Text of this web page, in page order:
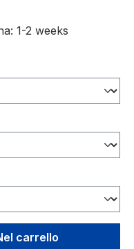
1-2 weeks
inserisci la
carrello